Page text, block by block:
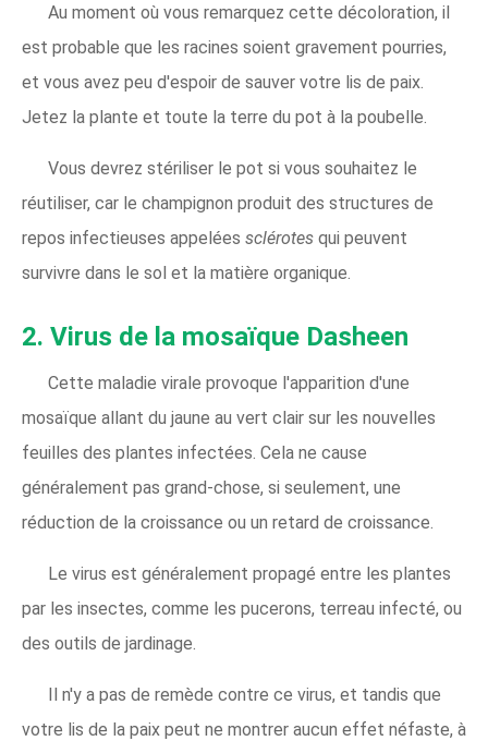
Au moment où vous remarquez cette décoloration, il
est probable que les racines soient gravement pourries,
et vous avez peu d'espoir de sauver votre lis de paix.
Jetez la plante et toute la terre du pot à la poubelle.
Vous devrez stériliser le pot si vous souhaitez le
réutiliser, car le champignon produit des structures de
repos infectieuses appelées sclérotes qui peuvent
survivre dans le sol et la matière organique.
2. Virus de la mosaïque Dasheen
Cette maladie virale provoque l'apparition d'une
mosaïque allant du jaune au vert clair sur les nouvelles
feuilles des plantes infectées. Cela ne cause
généralement pas grand-chose, si seulement, une
réduction de la croissance ou un retard de croissance.
Le virus est généralement propagé entre les plantes
par les insectes, comme les pucerons, terreau infecté, ou
des outils de jardinage.
Il n'y a pas de remède contre ce virus, et tandis que
votre lis de la paix peut ne montrer aucun effet néfaste, à